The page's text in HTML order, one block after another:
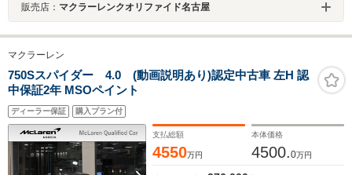
販売店： マクラーレンクオリファイド名古屋
マクラーレン
750Sスパイダー 4.0 (動画説明あり)認定中古車 左H 認
中保証2年 MSOペイント
ディーラー保証 購入プラン付
支払総額
4550万円
本体価格
4500.0万円